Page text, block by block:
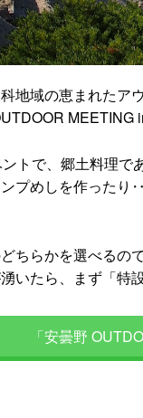
地域の恵まれたア
MEETING
トで、郷土料理
プめしを作った
ちらかを選べるの
いたら、まず「特
「安曇野